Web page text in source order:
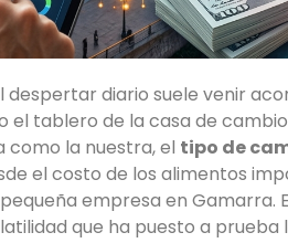
diario suele venir
el tablero de la casa de
como la nuestra, el tipo de
el costo de los alimentos
empresa en Gamarra.
que ha puesto a prueba